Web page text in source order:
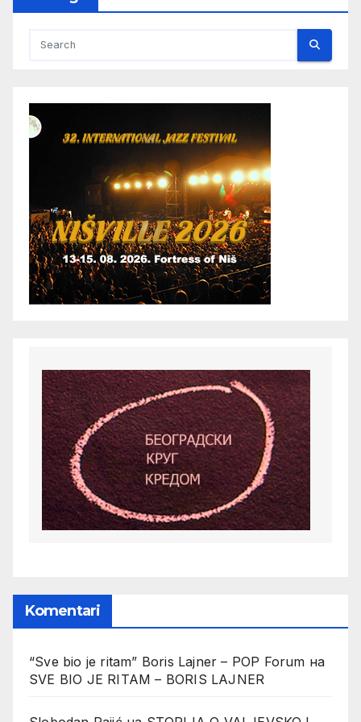
Komentari
“Sve bio je ritam” Boris Lajner – POP Forum на
SVE BIO JE RITAM – BORIS LAJNER